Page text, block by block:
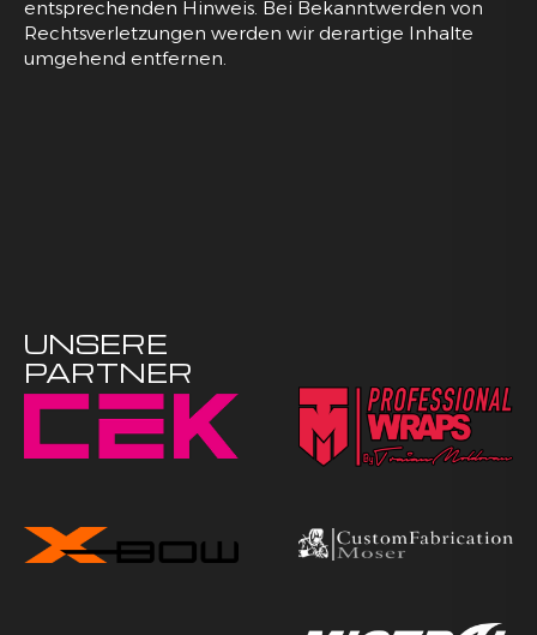
entsprechenden Hinweis. Bei Bekanntwerden von
Rechtsverletzungen werden wir derartige Inhalte
umgehend entfernen.
UNSERE
PARTNER